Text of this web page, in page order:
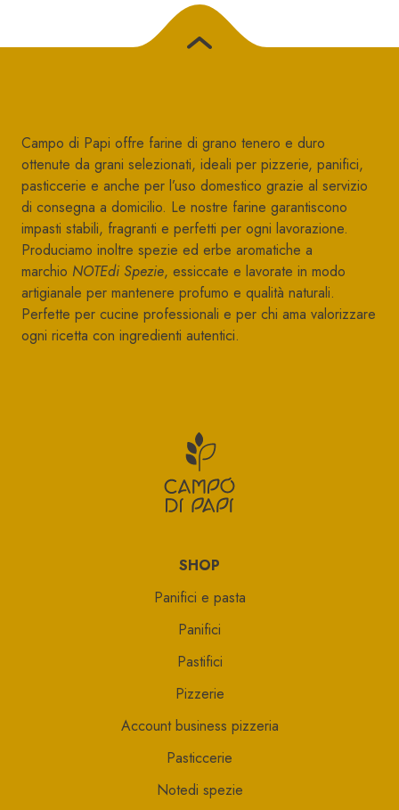
Campo di Papi offre farine di grano tenero e duro
ottenute da grani selezionati, ideali per pizzerie, panifici,
pasticcerie e anche per l’uso domestico grazie al servizio
di consegna a domicilio. Le nostre farine garantiscono
impasti stabili, fragranti e perfetti per ogni lavorazione.
Produciamo inoltre spezie ed erbe aromatiche a
marchio NOTEdi Spezie, essiccate e lavorate in modo
artigianale per mantenere profumo e qualità naturali.
Perfette per cucine professionali e per chi ama valorizzare
ogni ricetta con ingredienti autentici.
SHOP
Panifici e pasta
Panifici
Pastifici
Pizzerie
Account business pizzeria
Pasticcerie
Notedi spezie